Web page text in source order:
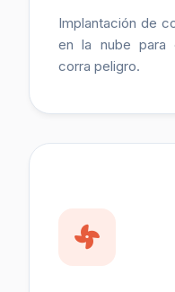
Implantación de
en la nube para
corra peligro.